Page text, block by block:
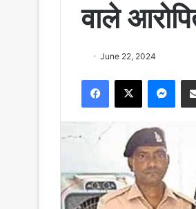
वाले
June 22, 2024
Facebook
X